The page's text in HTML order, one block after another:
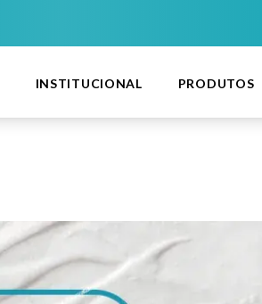
INSTITUCIONAL PRODUTOS